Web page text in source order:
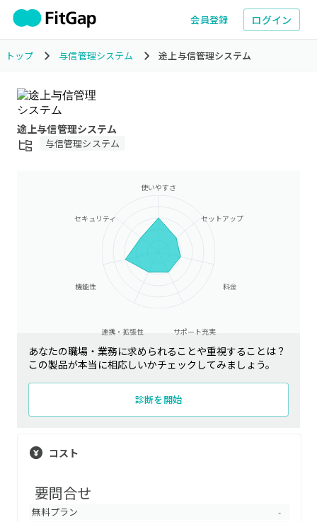
会員登録 ログイン
トップ 与信管理システム 途上与信管理システム
途上与信管理システム
与信管理システム
使いやすさ
セットアップ
料金
サポート充実
連携・拡張性
機能性
セキュリティ
あなたの職場・業務に求められることや重視することは？
この製品が本当に相応しいかチェックしてみましょう。
診断を開始
コスト
要問合せ
無料プラン -